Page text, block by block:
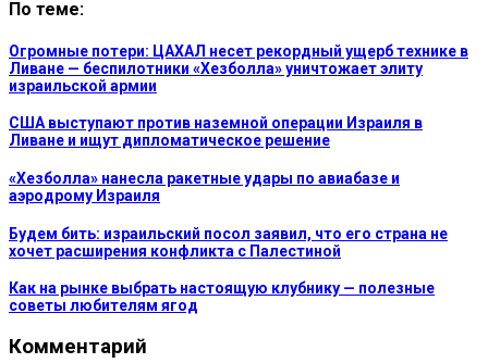
По теме:
Огромные потери: ЦАХАЛ несет рекордный ущерб технике в
Ливане — беспилотники «Хезболла» уничтожает элиту
израильской армии
США выступают против наземной операции Израиля в
Ливане и ищут дипломатическое решение
«Хезболла» нанесла ракетные удары по авиабазе и
аэродрому Израиля
Будем бить: израильский посол заявил, что его страна не
хочет расширения конфликта с Палестиной
Как на рынке выбрать настоящую клубнику — полезные
советы любителям ягод
Комментарий